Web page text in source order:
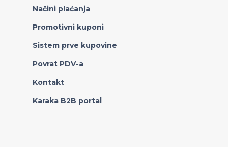
Načini plaćanja
Promotivni kuponi
Sistem prve kupovine
Povrat PDV-a
Kontakt
Karaka B2B portal